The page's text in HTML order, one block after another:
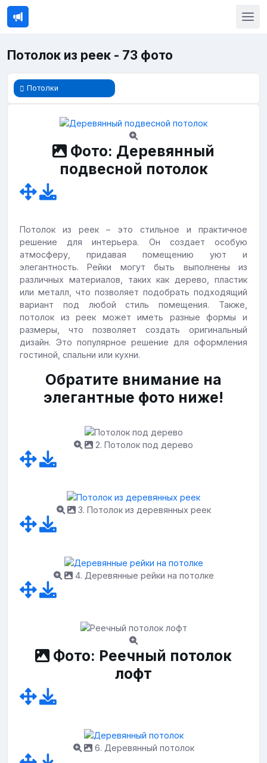
Потолок из реек - 73 фото
Потолки
Фото: Деревянный
подвесной потолок
Потолок из реек – это стильное и практичное
решение для интерьера. Он создает особую
атмосферу, придавая помещению уют и
элегантность. Рейки могут быть выполнены из
различных материалов, таких как дерево, пластик
или металл, что позволяет подобрать подходящий
вариант под любой стиль помещения. Также,
потолок из реек может иметь разные формы и
размеры, что позволяет создать оригинальный
дизайн. Это популярное решение для оформления
гостиной, спальни или кухни.
Обратите внимание на
элегантные фото ниже!
2. Потолок под дерево
3. Потолок из деревянных реек
4. Деревянные рейки на потолке
Фото: Реечный потолок
лофт
6. Деревянный потолок